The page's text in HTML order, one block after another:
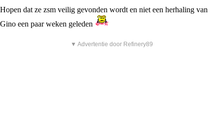
Hopen dat ze zsm veilig gevonden wordt en niet een herhaling van
Gino een paar weken geleden
▼ Advertentie door Refinery89